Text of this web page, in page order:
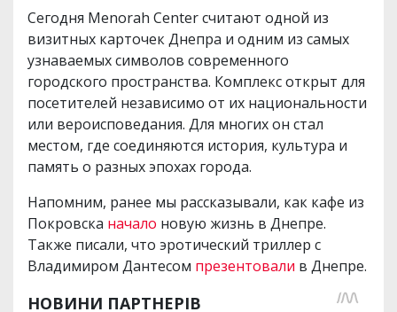
Сегодня Menorah Center считают одной из
визитных карточек Днепра и одним из самых
узнаваемых символов современного
городского пространства. Комплекс открыт для
посетителей независимо от их национальности
или вероисповедания. Для многих он стал
местом, где соединяются история, культура и
память о разных эпохах города.
Напомним, ранее мы рассказывали, как кафе из
Покровска начало новую жизнь в Днепре.
Также писали, что эротический триллер с
Владимиром Дантесом презентовали в Днепре.